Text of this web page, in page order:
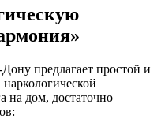
предлагает простой и
на дом, достаточно